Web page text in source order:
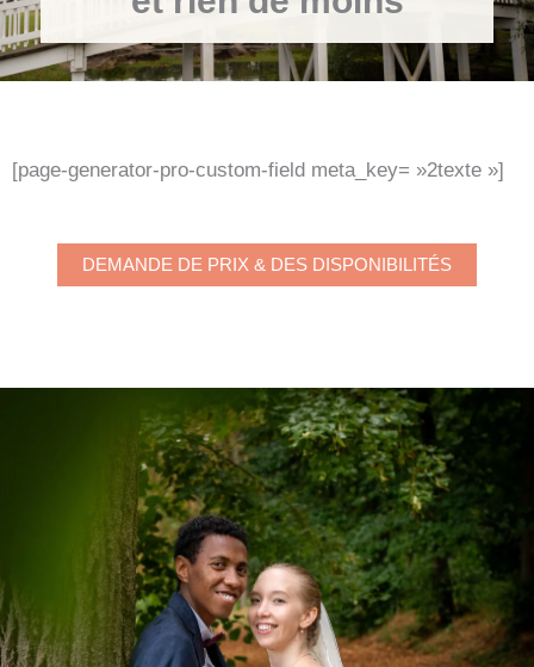
[page-generator-pro-custom-field meta_key= »2texte »]
DEMANDE DE PRIX & DES DISPONIBILITÉS